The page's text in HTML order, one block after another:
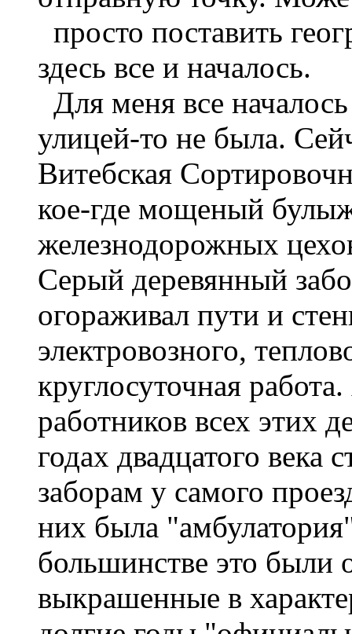
просто поставить
здесь все и началось.
Для меня все
улицей-то не была.
Витебская
кое-где мощеный
железнодорожных
Серый деревянный
огораживал пути и
электровозного,
круглосуточная
работников всех этих
годах двадцатого века
заборам у самого
них была
большинстве это
выкрашенные в